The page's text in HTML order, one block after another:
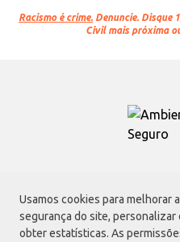
Usamos cookies para melhorar
segurança do site,
obter estatísticas. As
Racismo é crime. Denuncie. Disque
Civil mais próxima
Avenida Morvan Dias de Figueiredo,
02170-901 | CNPJ: